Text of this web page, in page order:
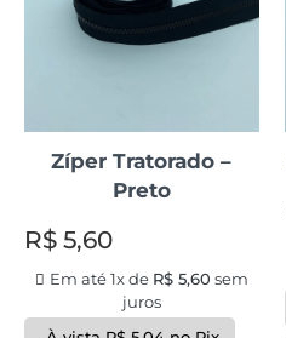
Zíper Tratorado –
Preto
R$ 5,60
Em até 1x de R$5,60 sem
juros